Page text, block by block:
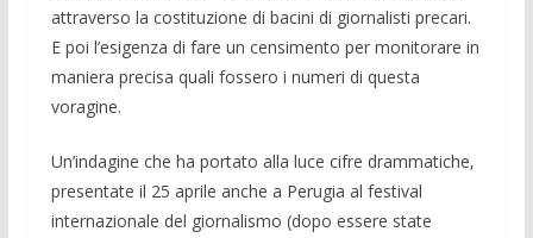
attraverso la co­stituzione di bacini di giornalisti precari.
E poi l’esigenza di fare un censimento per monitorare in
maniera precisa quali fossero i numeri di questa
voragine.
Un’indagine che ha portato alla luce cifre drammatiche,
presenta­te il 25 aprile anche a Perugia al festival
internazionale del giornalismo (dopo essere state